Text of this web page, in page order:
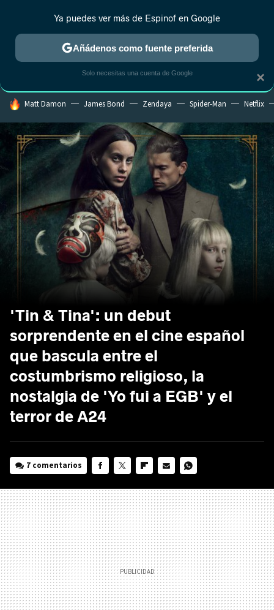
ESTRENOS REALITY ANIME RANKINGS CINE
HOY SE HABLA DE
Matt Damon James Bond Zendaya Spider-Man Netflix
'Tin & Tina': un debut
sorprendente en el cine español
que bascula entre el
costumbrismo religioso, la
nostalgia de 'Yo fui a EGB' y el
terror de A24
7 comentarios
MAIL
×
Ya puedes ver más de Espinof en Google
Añádenos como fuente preferida
Solo necesitas una cuenta de Google